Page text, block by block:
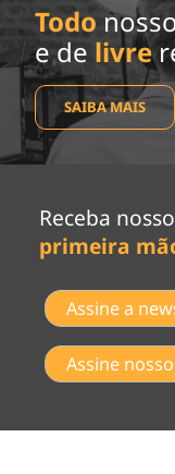
Todo
e de livre
SAIBA MAIS
Receba
primeira
Assine a
Assine